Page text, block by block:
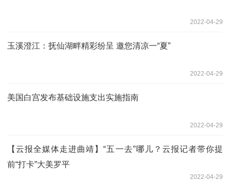
2022-04-29
玉溪澄江：抚仙湖畔精彩纷呈 邀您清凉一“夏”
2022-04-29
美国白宫发布基础设施支出实施指南
2022-04-29
【云报全媒体走进曲靖】“五一去”哪儿？云报记者带你提
前“打卡”大美罗平
2022-04-29